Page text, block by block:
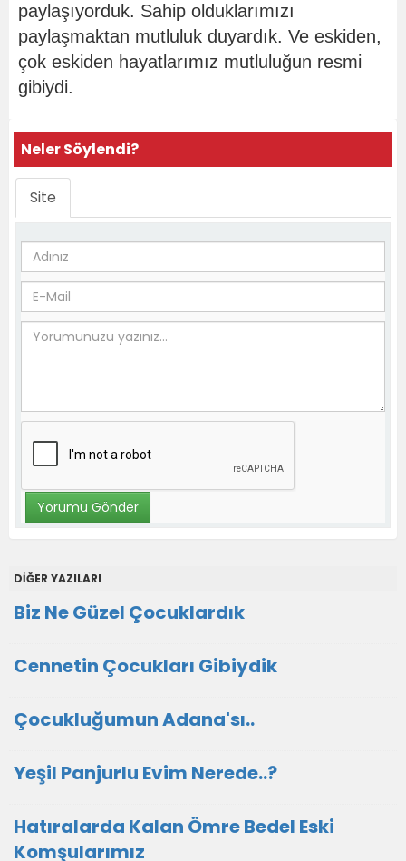
paylaşıyorduk. Sahip olduklarımızı
paylaşmaktan mutluluk duyardık. Ve eskiden,
çok eskiden hayatlarımız mutluluğun resmi
gibiydi.
Neler Söylendi?
Site
DİĞER YAZILARI
Biz Ne Güzel Çocuklardık
Cennetin Çocukları Gibiydik
Çocukluğumun Adana'sı..
Yeşil Panjurlu Evim Nerede..?
Hatıralarda Kalan Ömre Bedel Eski
Komşularımız